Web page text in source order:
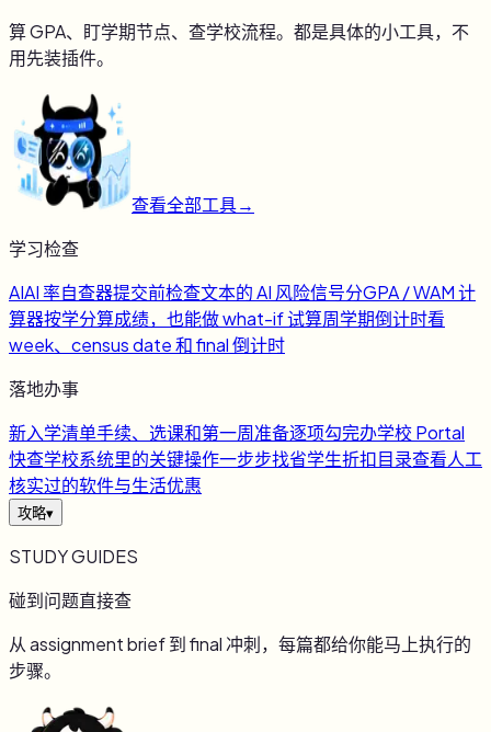
算 GPA、盯学期节点、查学校流程。都是具体的小工具，不
用先装插件。
查看全部工具→
学习检查
AIAI 率自查器提交前检查文本的 AI 风险信号分GPA / WAM 计
算器按学分算成绩，也能做 what-if 试算周学期倒计时看
week、census date 和 final 倒计时
落地办事
新入学清单手续、选课和第一周准备逐项勾完办学校 Portal
快查学校系统里的关键操作一步步找省学生折扣目录查看人工
核实过的软件与生活优惠
攻略▾
STUDY GUIDES
碰到问题直接查
从 assignment brief 到 final 冲刺，每篇都给你能马上执行的
步骤。